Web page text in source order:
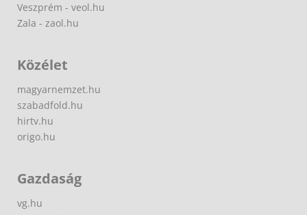
Veszprém - veol.hu
Zala - zaol.hu
Közélet
magyarnemzet.hu
szabadfold.hu
hirtv.hu
origo.hu
Gazdaság
vg.hu